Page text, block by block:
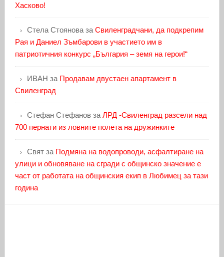
Хасково!
Стела Стояноваза Свиленградчани, да подкрепим
Рая и Даниел Зъмбарови в участието им в
патриотичния конкурс „България – земя на герои!“
ИВАН за Продавам двустаен апартамент в
Свиленград
Стефан Стефановза ЛРД -Свиленград разсели над
700 пернати из ловните полета на дружинките
Святза Подмяна на водопроводи, асфалтиране на
улици и обновяване на сгради с общинско значение е
част от работата на общинския екип в Любимец за тази
година